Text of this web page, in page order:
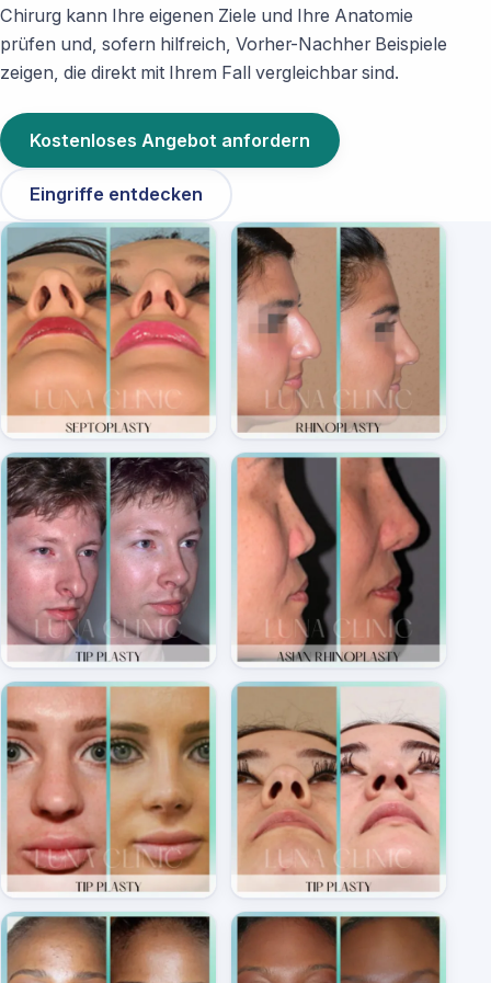
Chirurg kann Ihre eigenen Ziele und Ihre Anatomie
prüfen und, sofern hilfreich, Vorher-Nachher Beispiele
zeigen, die direkt mit Ihrem Fall vergleichbar sind.
Kostenloses Angebot anfordern
Eingriffe entdecken